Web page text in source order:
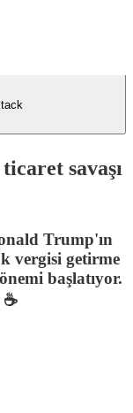
savaşı
Trump'ın
vergisi getirme
başlatıyor.